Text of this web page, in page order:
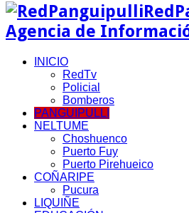
Agencia de
INICIO
RedTv
Policial
Bomberos
PANGUIPULLI
NELTUME
Choshuenco
Puerto Fuy
Puerto Pirehueico
COÑARIPE
Pucura
LIQUIÑE